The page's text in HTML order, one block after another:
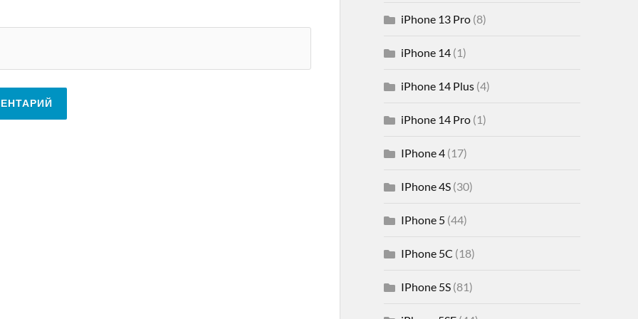
iPhone 13 Pro(8)
iPhone 14(1)
iPhone 14 Plus(4)
iPhone 14 Pro(1)
IPhone 4(17)
IPhone 4S(30)
IPhone 5(44)
IPhone 5C (18)
IPhone 5S(81)